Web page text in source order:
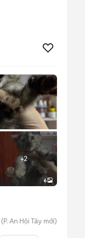
+2
6
(P. An Hội Tây mới)